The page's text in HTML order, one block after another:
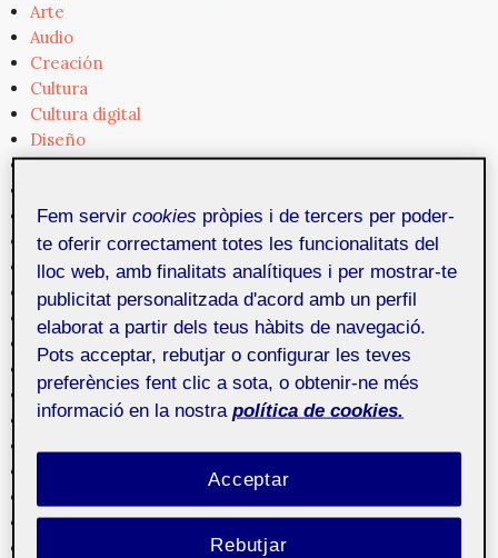
Arte
Audio
Creación
Cultura
Cultura digital
Diseño
Dispositivos
Experiencia de usuario
Formación
Fotografía
Gestión de contenidos
Gráficos
Herramientas
Interacción
Interactividad
Interfaces
Legislación
Mosaic
Fem servircookies pròpies i de tercers per poder-
te oferir correctament totes les funcionalitats del
lloc web, amb finalitats analítiques i per mostrar-te
publicitat personalitzada d'acord amb un perfil
elaborat a partir dels teus hàbits de navegació.
Pots acceptar, rebutjar o configurar les teves
preferències fent clic a sota, o obtenir-ne més
informació en la nostra política de cookies.
Rebutjar
Acceptar